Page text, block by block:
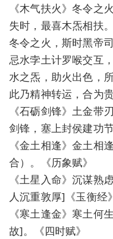
《木气扶火》冬令之
失时，最喜木炁相扶
冬令之火，斯时黑帝
忌水孛土计罗喉交互
水之炁，助火出色，
此乃精神转运，合为
《石砺剑锋》土金带
剑锋，塞上封侯建功节
《金土相逢》金土相
合）。《历象赋》
《土星入命》沉谋熟
人沉重敦厚]《玉衡经》
《寒土逢金》寒土何
故]。《四时赋》